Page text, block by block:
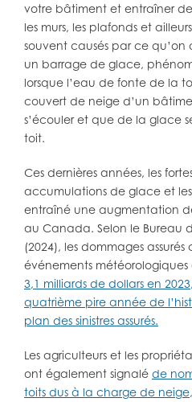
votre bâtiment et entraîner
les murs, les plafonds et
souvent causés par ce
un barrage de glace,
lorsque l’eau de fonte de la
couvert de neige d’un
s’écouler et que de la glace
toit.
Ces dernières années, les
accumulations de glace et
entraîné une augmentation
au Canada. Selon le Bureau
(2024), les dommages assurés
événements météorologiques
3,1 milliards de dollars en
quatrième pire année de
plan des sinistres assurés.
Les agriculteurs et les
ont également signalé de
toits dus à la charge de